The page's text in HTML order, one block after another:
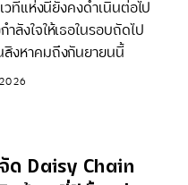
วทีแห่งนี้ยังคงดำเนินต่อไป
ลังใจให้เธอในรอบถัดไป
สิงหาคมถึงกันยายนนี้
ด Daisy Chain